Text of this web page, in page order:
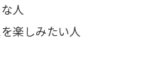
人
楽しみたい人